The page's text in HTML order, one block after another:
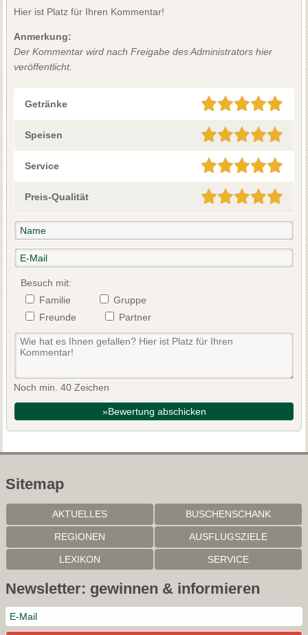
Hier ist Platz für Ihren Kommentar!
Anmerkung:
Der Kommentar wird nach Freigabe des Administrators hier
veröffentlicht.
Getränke
Speisen
Service
Preis-Qualität
Besuch mit:
Familie
Gruppe
Freunde
Partner
Noch min. 40 Zeichen
»Bewertung abschicken
Sitemap
AKTUELLES BUSCHENSCHANK
REGIONEN AUSFLUGSZIELE
LEXIKON SERVICE
Newsletter: gewinnen & informieren